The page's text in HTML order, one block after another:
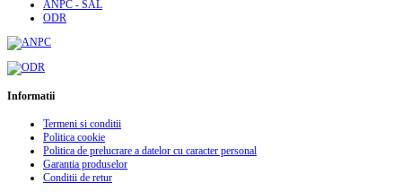
ANPC - SAL
ODR
Informatii
Termeni si conditii
Politica cookie
Politica de prelucrare a datelor cu caracter personal
Garantia produselor
Conditii de retur